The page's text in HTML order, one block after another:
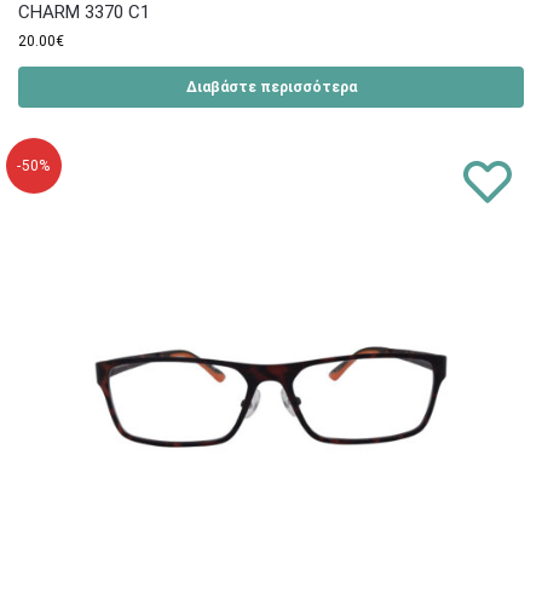
CHARM 3370 C1
20.00€
Διαβάστε περισσότερα
-50%